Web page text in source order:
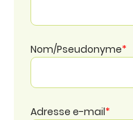
Nom/Pseudonyme*
Adresse e-mail*